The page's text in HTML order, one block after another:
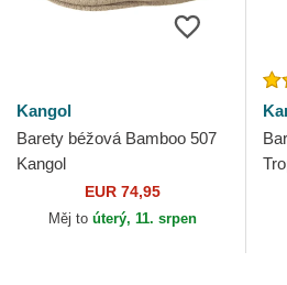
Kangol
Barety béžová Bamboo 507
Kangol
EUR 74,95
Měj to úterý, 11. srpen